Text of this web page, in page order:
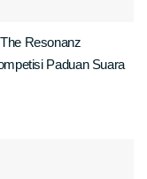
Resonanz
Paduan Suara